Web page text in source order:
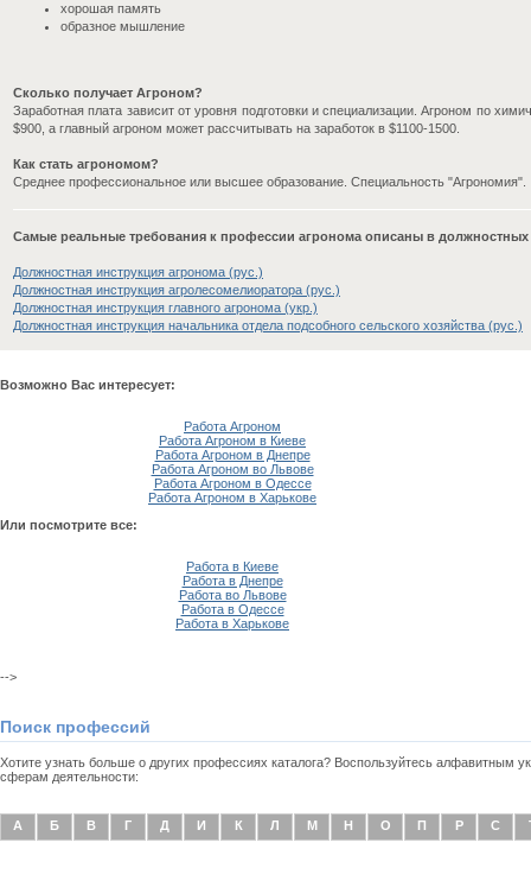
хорошая память
образное мышление
Сколько получает Агроном?
Заработная плата зависит от уровня подготовки и специализации. Агроном по
$900, а главный агроном может рассчитывать на заработок в $1100-1500.
Как стать агрономом?
Среднее профессиональное или высшее образование. Специальность "Агрономия".
Самые реальные требования к профессии агронома описаны в
Должностная инструкция агронома (рус.)
Должностная инструкция агролесомелиоратора (рус.)
Должностная инструкция главного агронома (укр.)
Должностная инструкция начальника отдела подсобного сельского хозяйства (рус.)
Возможно Вас интересует:
Работа Агроном
Работа Агроном в Киеве
Работа Агроном в Днепре
Работа Агроном во Львове
Работа Агроном в Одессе
Работа Агроном в Харькове
Или посмотрите все:
Работа в Киеве
Работа в Днепре
Работа во Львове
Работа в Одессе
Работа в Харькове
-->
Поиск профессий
Хотите узнать больше о других профессиях каталога? Воспользуйтесь алфавитным
сферам деятельности:
А Б В Г Д И К Л М Н О П Р С